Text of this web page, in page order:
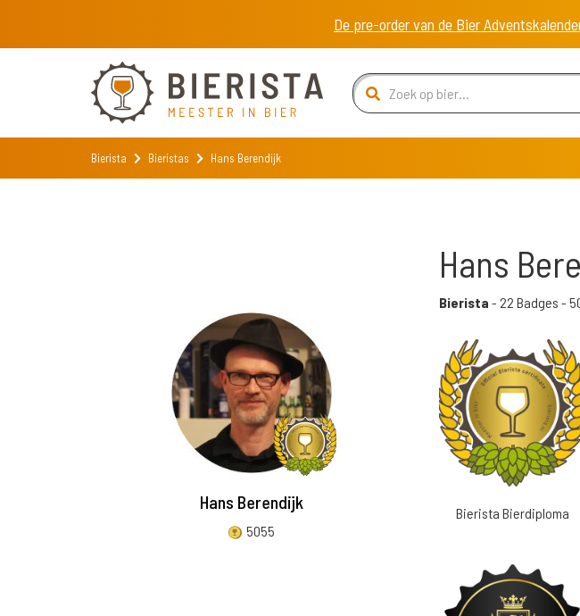
De pre-order van de Bier
Bierista Bieristas Hans Berendijk
Hans Berendijk
5055
Hans
Bierista - 22 Badges -
Bierista Bierdiploma